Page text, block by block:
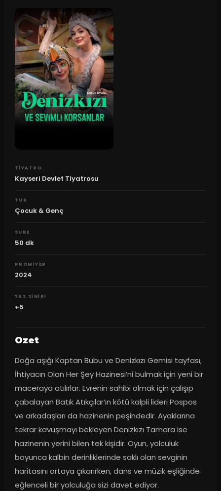
TIYATRO
Kayseri Devlet Tiyatrosu
TUR
Çocuk & Genç
SURE
50 dk
PROMIYER
2024
YAS SINIRI
+5
Ozet
Doğa aşığı Kaptan Bubu ve Denizkızı Gemisi tayfası,
İhtiyacın Olan Her Şey Hazinesi’ni bulmak için yeni bir
maceraya atılırlar. Evrenin sahibi olmak için çalışıp
çabalayan Batık Atıkçılar’ın kötü kalpli lideri Pospos
ve arkadaşları da hazinenin peşindedir. Ayaklarına
tekrar kavuşmayı bekleyen Denizkızı Tamara ise
hazinenin yerini bilen tek kişidir. Oyun, yolculuk
boyunca kalbin derinliklerinde saklı olan sevginin
haritasını ortaya çıkarırken, dans ve müzik eşliğinde
eğlenceli bir yolculuğa sizi davet ediyor.